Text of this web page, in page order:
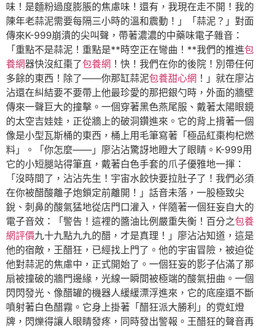
味！是麵粉過度膨脹的焦慮味！還有，我現在走不開！我的
陳年老蒜泥需要每隔三小時的溫和震動！」「蒜泥？」對面
傳來K-999崩潰的尖叫聲，帶著濃濃的中藥味電子雜音：
「重點不是蒜泥！重點是**時空正在彎曲！**我們的推進包
養網器快沒紅棗了包養網 ！快！我們在你的後院！別帶任何
多餘的東西！除了——你那缸蒜泥包養甜心網 ！」就在廖沾
沾還在糾結要不要帶上他最珍愛的那把銀勺時，外面的牆壁
傳來一聲巨大的撞擊。一個穿著黑色燕尾服、戴著太陽眼鏡
的太空吉娃娃，正從牆上的破洞鑽進來。它的背上揹著一個
像是小型瓦斯桶的東西，桶上用毛筆寫著「極品紅棗枸杞燃
料」。「你怎麼——」廖沾沾驚訝地瞪大了眼睛。K-999用
它的小短腿站得筆直，戴著白色手套的爪子優雅地一揮：
「沒時間了，沾沾先生！宇宙水餃快要拉肚子了！我們必須
在你被醋酸離子炮鎖定前離開！」話音未落，一股極致尖
銳、刺鼻的酸氣猛地從店門口灌入，伴隨著一個狂妄自大的
電子音效：「警告！這裡的醬油比例嚴重失衡！百分之包養
網評價九十九點九九的醋，才是真理！」廖沾沾知道，這是
他的宿敵，王醋狂，已經找上門了。他的宇宙冒險，被迫從
他對蒜泥的焦慮中，正式開始了。一個狂妄的影子佔滿了那
扇被撞破的牆門邊緣，光線一瞬間被極端的酸氣扭曲。一個
閃閃發光、像醋罐的機器人緩緩漂浮進來，它的底座還不斷
噴射著白色醋霧。它身上掛著「醋狂派大勝利」的霓虹燈
牌，閃爍得讓人眼睛發疼，同時發出警報。王醋狂的聲音再